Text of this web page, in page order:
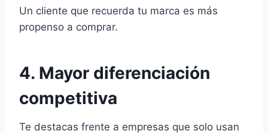
Un cliente que recuerda tu marca es más
propenso a comprar.
4. Mayor diferenciación
competitiva
Te destacas frente a empresas que solo usan